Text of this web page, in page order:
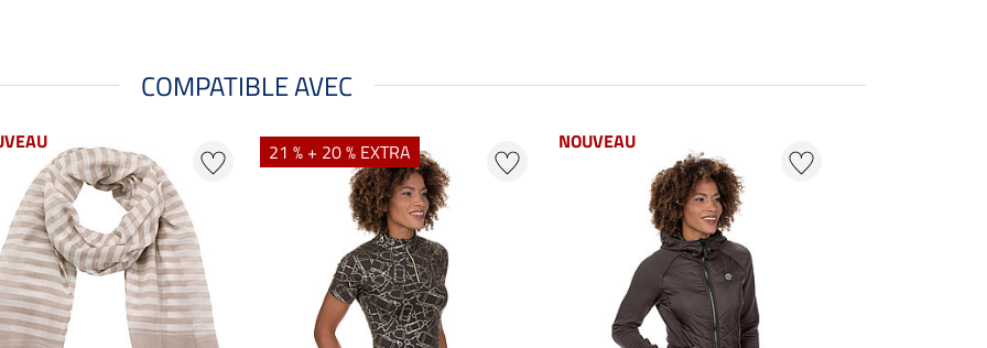
COMPATIBLE AVEC
21 % + 20 % EXTRA NOUVEAU